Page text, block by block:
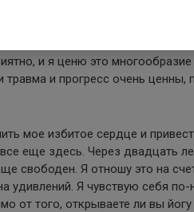
сила и надежность. Я
нервную систему перед
наслаждаюсь
и я ценю это
и прогресс очень ценны,
мое избитое сердце и
еще здесь. Через двадцать
свободен. Я отношу это на
удивлений. Я чувствую себя
от того, открываете ли вы